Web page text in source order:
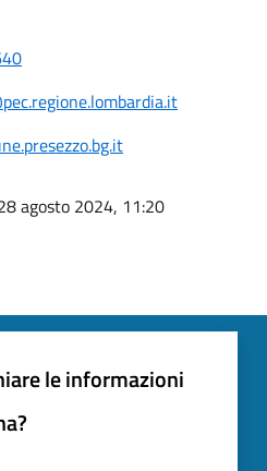
agosto 2024, 11:20
le informazioni